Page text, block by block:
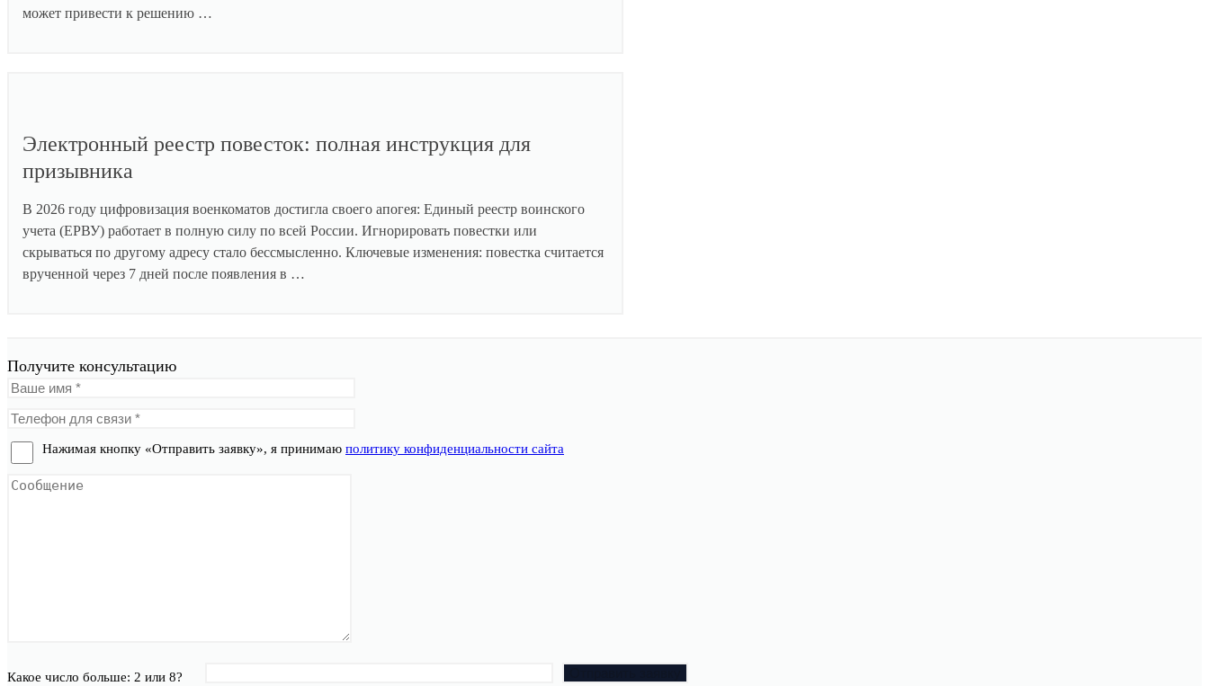
может привести к решению …
Электронный реестр повесток: полная инструкция для
призывника
В 2026 году цифровизация военкоматов достигла своего апогея: Единый реестр воинского
учета (ЕРВУ) работает в полную силу по всей России. Игнорировать повестки или
скрываться по другому адресу стало бессмысленно. Ключевые изменения: повестка считается
врученной через 7 дней после появления в …
Получите консультацию
Нажимая кнопку «Отправить заявку», я принимаю политику конфиденциальности сайта
Какое число больше: 2 или 8?